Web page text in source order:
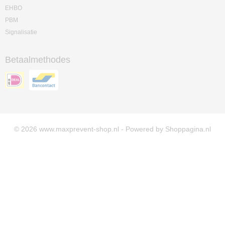
EHBO
PBM
Signalisatie
Betaalmethodes
© 2026 www.maxprevent-shop.nl - Powered by Shoppagina.nl